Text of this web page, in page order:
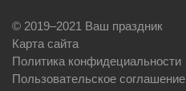
© 2019–2021 Ваш праздник
Карта сайта
Политика конфидециальности
Пользовательское соглашение